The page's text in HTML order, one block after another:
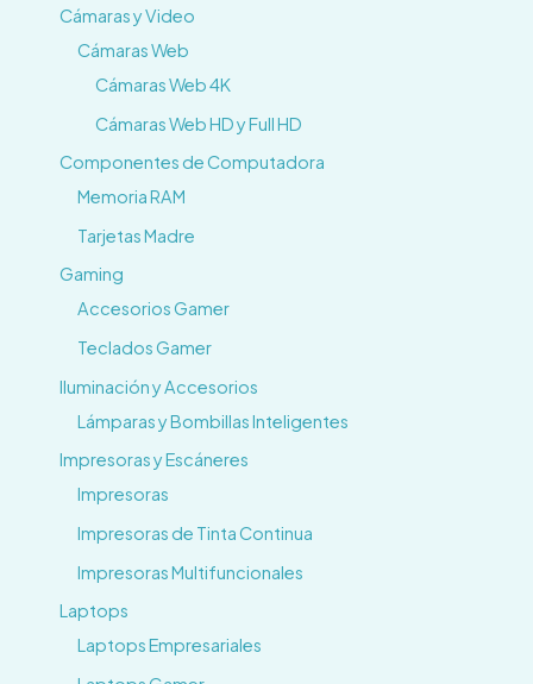
Cámaras y Video
Cámaras Web
Cámaras Web 4K
Cámaras Web HD y Full HD
Componentes de Computadora
Memoria RAM
Tarjetas Madre
Gaming
Accesorios Gamer
Teclados Gamer
Iluminación y Accesorios
Lámparas y Bombillas Inteligentes
Impresoras y Escáneres
Impresoras
Impresoras de Tinta Continua
Impresoras Multifuncionales
Laptops
Laptops Empresariales